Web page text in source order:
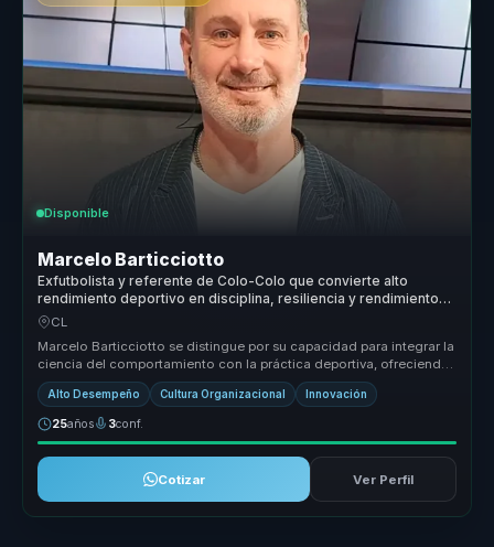
Disponible
Marcelo Barticciotto
Exfutbolista y referente de Colo-Colo que convierte alto
rendimiento deportivo en disciplina, resiliencia y rendimiento
para líderes y equipos.
CL
Marcelo Barticciotto se distingue por su capacidad para integrar la
ciencia del comportamiento con la práctica deportiva, ofreciendo
un e...
Alto Desempeño Cultura Organizacional Innovación
25años 3conf.
Cotizar Ver Perfil